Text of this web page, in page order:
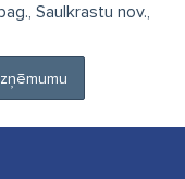
Saulkrastu nov.,